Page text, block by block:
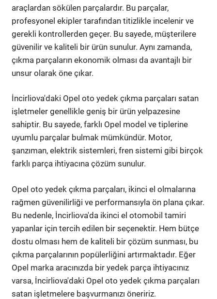
araçlardan sökülen parçalardır. Bu parçalar,
profesyonel ekipler tarafından titizlikle incelenir ve
gerekli kontrollerden geçer. Bu sayede, müşterilere
güvenilir ve kaliteli bir ürün sunulur. Aynı zamanda,
çıkma parçaların ekonomik olması da avantajlı bir
unsur olarak öne çıkar.
İncirliova'daki Opel oto yedek çıkma parçaları satan
işletmeler genellikle geniş bir ürün yelpazesine
sahiptir. Bu sayede, farklı Opel model ve tiplerine
uyumlu parçalar bulmak mümkündür. Motor,
şanzıman, elektrik sistemleri, fren sistemi gibi birçok
farklı parça ihtiyacına çözüm sunulur.
Opel oto yedek çıkma parçaları, ikinci el olmalarına
rağmen güvenilirliği ve performansıyla ön plana çıkar.
Bu nedenle, İncirliova'da ikinci el otomobil tamiri
yapanlar için tercih edilen bir seçenektir. Hem bütçe
dostu olması hem de kaliteli bir çözüm sunması, bu
çıkma parçalarının popülerliğini artırmaktadır. Eğer
Opel marka aracınızda bir yedek parça ihtiyacınız
varsa, İncirliova'daki Opel oto yedek çıkma parçaları
satan işletmelere başvurmanızı öneririz.